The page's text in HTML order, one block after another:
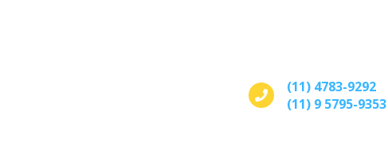
(11) 4783-9292
(11) 9 5795-9353